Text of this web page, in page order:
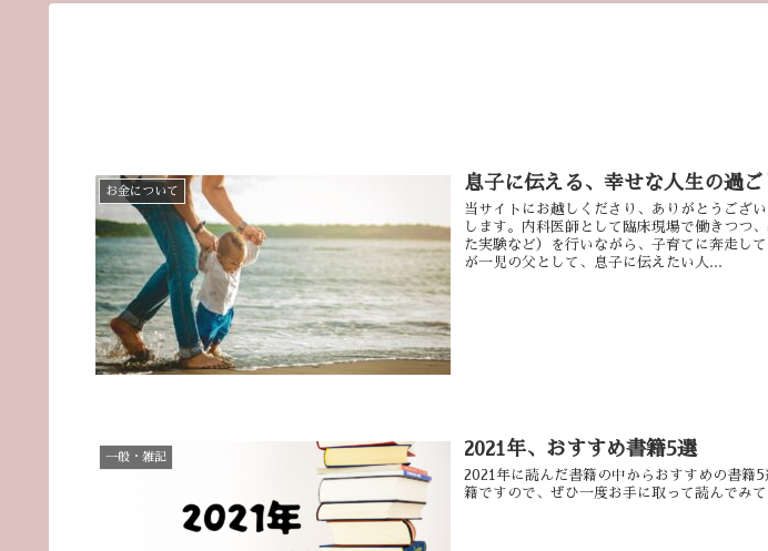
お金について 息子に伝える、幸せな人生の過ご
当サイトにお越しくださり、ありがとうござ
します。内科医師として臨床現場で働きつつ
た実験など）を行いながら、子育てに奔走し
が一児の父として、息子に伝えたい人...
一般・雑記 2021年、おすすめ書籍5選
2021年に読んだ書籍の中からおすすめの書籍
籍ですので、ぜひ一度お手に取って読んでみて